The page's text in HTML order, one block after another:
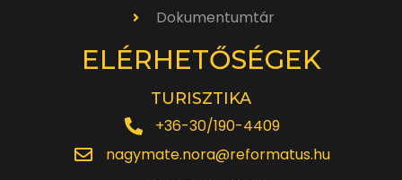
Dokumentumtár
ELÉRHETŐSÉGEK
TURISZTIKA
+36-30/190-4409
nagymate.nora@reformatus.hu